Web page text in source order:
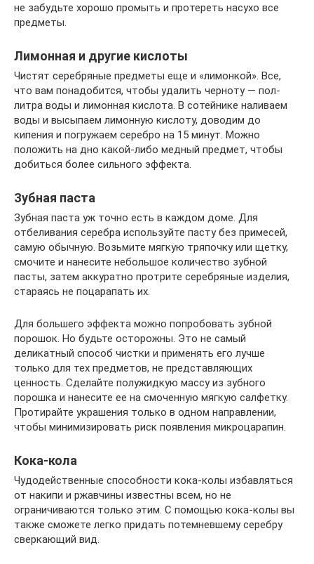
не забудьте хорошо промыть и протереть насухо все
предметы.
Лимонная и другие кислоты
Чистят серебряные предметы еще и «лимонкой». Все,
что вам понадобится, чтобы удалить черноту — пол-
литра воды и лимонная кислота. В сотейнике наливаем
воды и высыпаем лимонную кислоту, доводим до
кипения и погружаем серебро на 15 минут. Можно
положить на дно какой-либо медный предмет, чтобы
добиться более сильного эффекта.
Зубная паста
Зубная паста уж точно есть в каждом доме. Для
отбеливания серебра используйте пасту без примесей,
самую обычную. Возьмите мягкую тряпочку или щетку,
смочите и нанесите небольшое количество зубной
пасты, затем аккуратно протрите серебряные изделия,
стараясь не поцарапать их.
Для большего эффекта можно попробовать зубной
порошок. Но будьте осторожны. Это не самый
деликатный способ чистки и применять его лучше
только для тех предметов, не представляющих
ценность. Сделайте полужидкую массу из зубного
порошка и нанесите ее на смоченную мягкую салфетку.
Протирайте украшения только в одном направлении,
чтобы минимизировать риск появления микроцарапин.
Кока-кола
Чудодейственные способности кока-колы избавляться
от накипи и ржавчины известны всем, но не
ограничиваются только этим. С помощью кока-колы вы
также сможете легко придать потемневшему серебру
сверкающий вид.